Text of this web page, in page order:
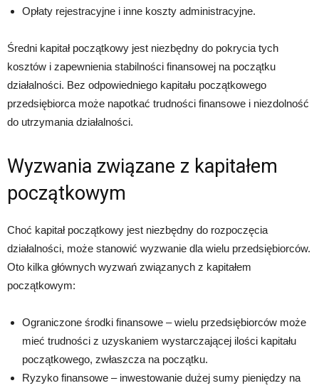
Opłaty rejestracyjne i inne koszty administracyjne.
Średni kapitał początkowy jest niezbędny do pokrycia tych
kosztów i zapewnienia stabilności finansowej na początku
działalności. Bez odpowiedniego kapitału początkowego
przedsiębiorca może napotkać trudności finansowe i niezdolność
do utrzymania działalności.
Wyzwania związane z kapitałem
początkowym
Choć kapitał początkowy jest niezbędny do rozpoczęcia
działalności, może stanowić wyzwanie dla wielu przedsiębiorców.
Oto kilka głównych wyzwań związanych z kapitałem
początkowym:
Ograniczone środki finansowe – wielu przedsiębiorców może
mieć trudności z uzyskaniem wystarczającej ilości kapitału
początkowego, zwłaszcza na początku.
Ryzyko finansowe – inwestowanie dużej sumy pieniędzy na